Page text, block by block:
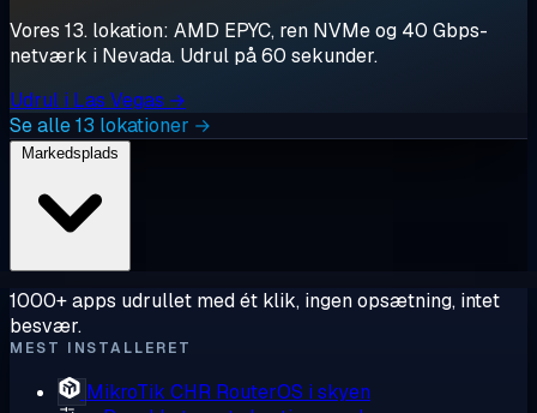
Vores 13. lokation: AMD EPYC, ren NVMe og 40 Gbps-
netværk i Nevada. Udrul på 60 sekunder.
Udrul i Las Vegas →
Se alle 13 lokationer →
1000+ apps udrullet med ét klik, ingen opsætning, intet
besvær.
MEST INSTALLERET
MikroTik CHR RouterOS i skyen